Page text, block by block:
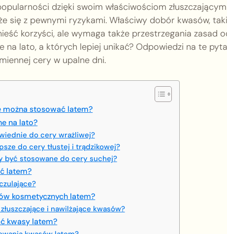
dzięki swoim właściwościom
się z pewnymi ryzykami. Właściwy dobór kwasów,
korzyści, ale wymaga także przestrzegania zasad
na lato, a których lepiej unikać? Odpowiedzi na te
cery w upalne dni.
można stosować latem?
na lato?
do cery wrażliwej?
do cery tłustej i trądzikowej?
być stosowane do cery suchej?
latem?
kosmetycznych latem?
i nawilżające kwasów?
kwasy latem?